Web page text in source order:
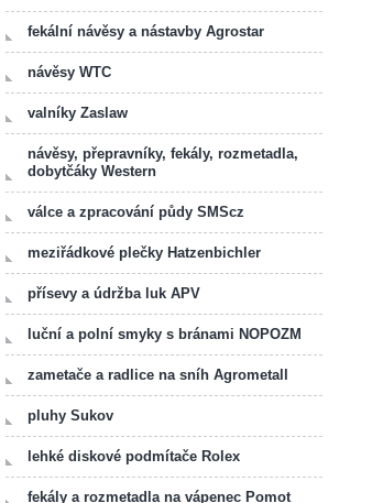
fekální návěsy a nástavby Agrostar
návěsy WTC
valníky Zaslaw
návěsy, přepravníky, fekály, rozmetadla,
dobytčáky Western
válce a zpracování půdy SMScz
meziřádkové plečky Hatzenbichler
přísevy a údržba luk APV
luční a polní smyky s bránami NOPOZM
zametače a radlice na sníh Agrometall
pluhy Sukov
lehké diskové podmítače Rolex
fekály a rozmetadla na vápenec Pomot